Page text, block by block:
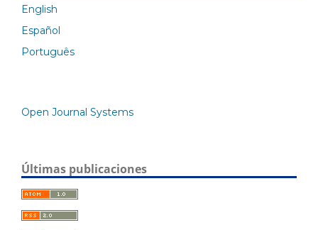
English
Español
Português
Open Journal Systems
Últimas publicaciones